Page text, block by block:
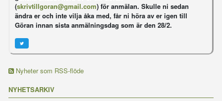
Nyheter som RSS-flöde
NYHETSARKIV
(skrivtillgoran@gmail.com) för anmälan. Skulle ni sedan
ändra er och inte vilja åka med, får ni höra av er igen till
Göran innan sista anmälningsdag som är den 28/2.